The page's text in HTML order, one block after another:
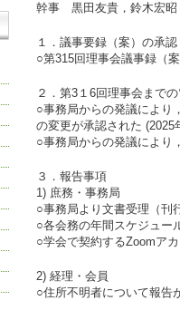
幹事 黒田友貴，鈴木宏昭
１．議事要録（案）の承認
○第315回理事会議事録（
２．第3１6回理事会まで
○事務局からの発議により
の変更が承認された (2025
○事務局からの発議により
３．報告事項
1) 庶務・事務局
○事務局より文書受理（刊
○各会務の年間スケジュー
○学会で契約するZoomア
2) 経理・会員
○住所不明者について報告